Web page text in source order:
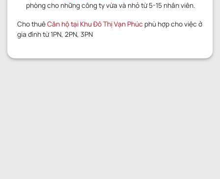
phòng cho những công ty vừa và nhỏ từ 5-15 nhân viên.
Cho thuêCăn hộ tại Khu Đô Thị Vạn Phúc phù hợp cho việc ở
gia đình từ 1PN, 2PN, 3PN